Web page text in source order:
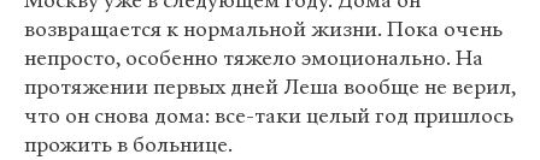
возвращается к нормальной жизни. Пока очень
непросто, особенно тяжело эмоционально. На
протяжении первых дней Леша вообще не верил,
что он снова дома: все-таки целый год пришлось
прожить в больнице.